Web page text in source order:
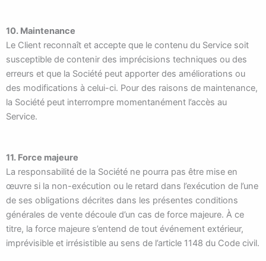
10. Maintenance
Le Client reconnaît et accepte que le contenu du Service soit
susceptible de contenir des imprécisions techniques ou des
erreurs et que la Société peut apporter des améliorations ou
des modifications à celui-ci. Pour des raisons de maintenance,
la Société peut interrompre momentanément l’accès au
Service.
11. Force majeure
La responsabilité de la Société ne pourra pas être mise en
œuvre si la non-exécution ou le retard dans l’exécution de l’une
de ses obligations décrites dans les présentes conditions
générales de vente découle d’un cas de force majeure. À ce
titre, la force majeure s’entend de tout événement extérieur,
imprévisible et irrésistible au sens de l’article 1148 du Code civil.